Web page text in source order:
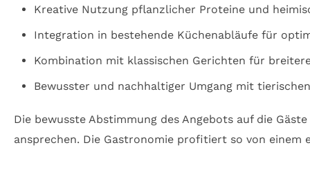
Kreative Nutzung pflanzlicher Proteine und
Integration in bestehende Küchenabläufe für
Kombination mit klassischen Gerichten für
Bewusster und nachhaltiger Umgang mit
Die bewusste Abstimmung des Angebots auf die
ansprechen. Die Gastronomie profitiert so von